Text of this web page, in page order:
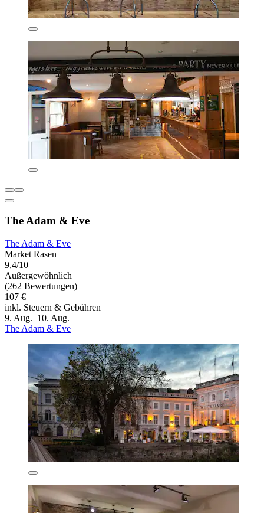
The Adam & Eve
The Adam & Eve
Market Rasen
9,4/10
Außergewöhnlich
(262 Bewertungen)
107 €
inkl. Steuern & Gebühren
9. Aug.–10. Aug.
The Adam & Eve